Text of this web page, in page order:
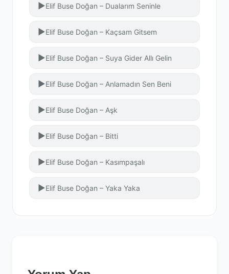
▶Elif Buse Doğan – Dualarım Seninle
▶Elif Buse Doğan – Kaçsam Gitsem
▶Elif Buse Doğan – Suya Gider Allı Gelin
▶Elif Buse Doğan – Anlamadın Sen Beni
▶Elif Buse Doğan – Aşk
▶Elif Buse Doğan – Bitti
▶Elif Buse Doğan – Kasımpaşalı
▶Elif Buse Doğan – Yaka Yaka